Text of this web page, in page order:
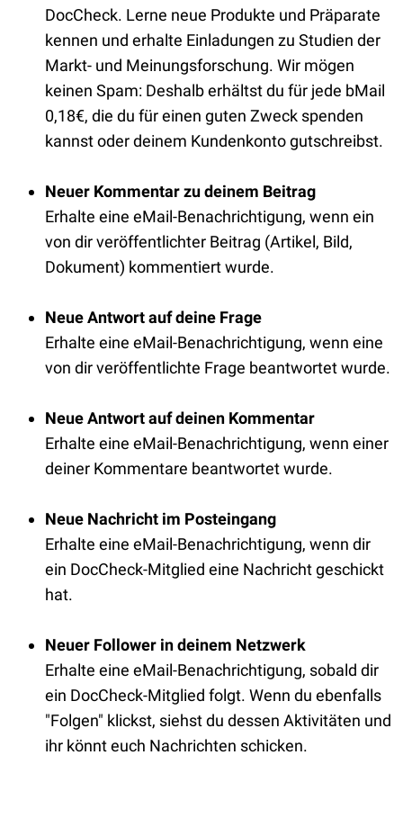
DocCheck. Lerne neue Produkte und Präparate
kennen und erhalte Einladungen zu Studien der
Markt- und Meinungsforschung. Wir mögen
keinen Spam: Deshalb erhältst du für jede bMail
0,18€, die du für einen guten Zweck spenden
kannst oder deinem Kundenkonto gutschreibst.
Neuer Kommentar zu deinem Beitrag
Erhalte eine eMail-Benachrichtigung, wenn ein
von dir veröffentlichter Beitrag (Artikel, Bild,
Dokument) kommentiert wurde.
Neue Antwort auf deine Frage
Erhalte eine eMail-Benachrichtigung, wenn eine
von dir veröffentlichte Frage beantwortet wurde.
Neue Antwort auf deinen Kommentar
Erhalte eine eMail-Benachrichtigung, wenn einer
deiner Kommentare beantwortet wurde.
Neue Nachricht im Posteingang
Erhalte eine eMail-Benachrichtigung, wenn dir
ein DocCheck-Mitglied eine Nachricht geschickt
hat.
Neuer Follower in deinem Netzwerk
Erhalte eine eMail-Benachrichtigung, sobald dir
ein DocCheck-Mitglied folgt. Wenn du ebenfalls
"Folgen" klickst, siehst du dessen Aktivitäten und
ihr könnt euch Nachrichten schicken.